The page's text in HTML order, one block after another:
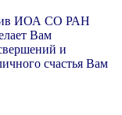
ИОА СО РАН
Вам
и
счастья Вам